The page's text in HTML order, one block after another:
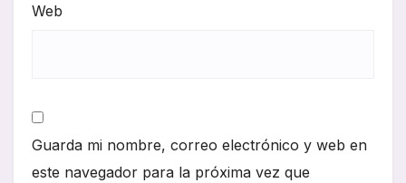
Web
Guarda mi nombre, correo electrónico y web en
este navegador para la próxima vez que